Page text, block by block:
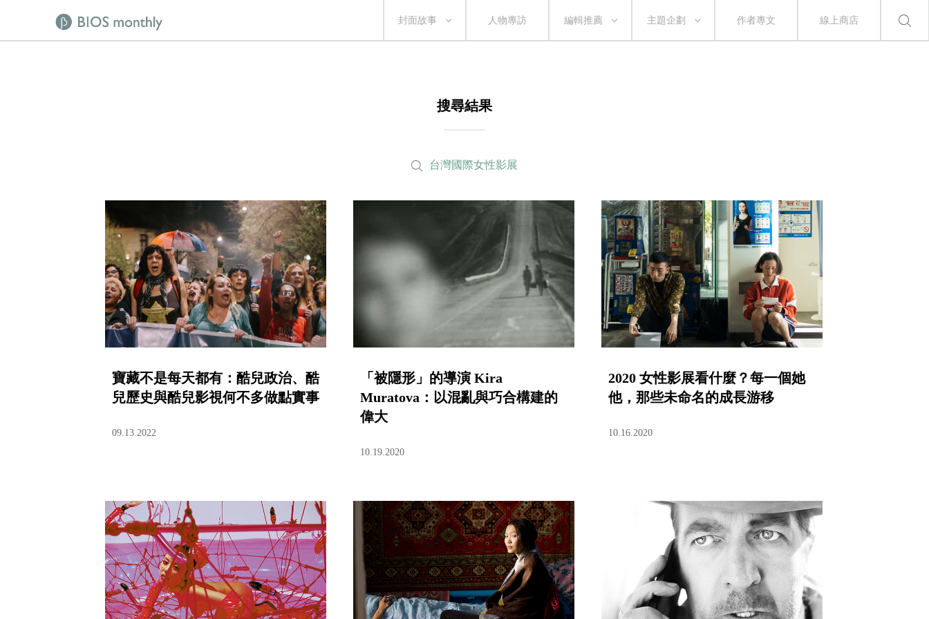
封面故事 人物專訪 編輯推薦 主題企劃 作者專文 線上商店
搜尋結果
台灣國際女性影展
寶藏不是每天都有：酷兒政治、酷
兒歷史與酷兒影視何不多做點實事
09.13.2022
「被隱形」的導演 Kira
Muratova：以混亂與巧合構建的
偉大
10.19.2020
2020 女性影展看什麼？每一個她
他，那些未命名的成長游移
10.16.2020